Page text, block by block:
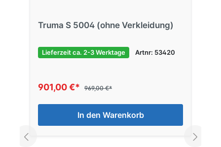
Truma S 5004 (ohne Verkleidung)
Lieferzeit ca. 2-3 Werktage Artnr: 53420
901,00 €* 969,00 €*
In den Warenkorb